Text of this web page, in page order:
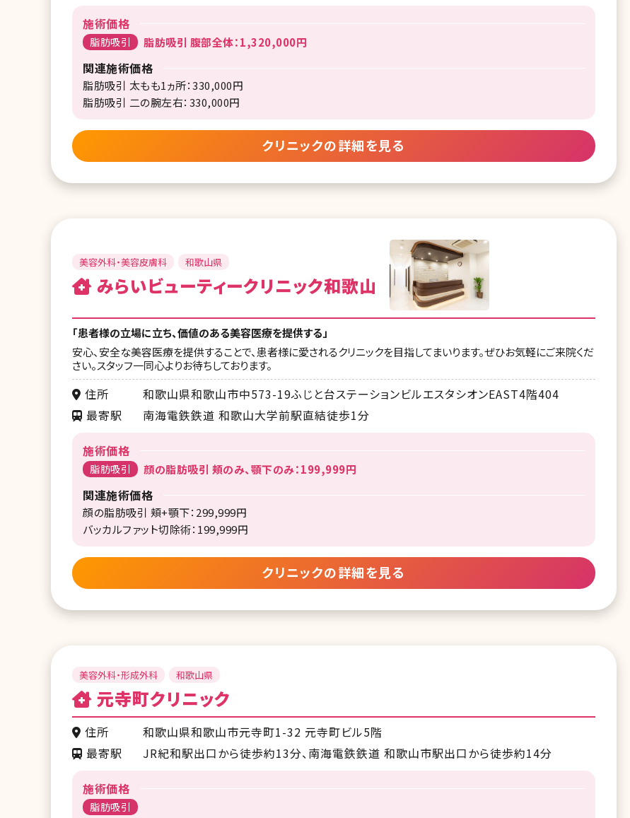
施術価格
脂肪吸引 脂肪吸引 腹部全体：1,320,000円
関連施術価格
脂肪吸引 太もも1ヵ所：330,000円
脂肪吸引 二の腕左右：330,000円
クリニックの詳細を見る
美容外科・美容皮膚科 和歌山県
みらいビューティークリニック和歌山
「患者様の立場に立ち、価値のある美容医療を提供する」
安心、安全な美容医療を提供することで、患者様に愛されるクリニックを目指してまいります。ぜひお気軽にご来院くだ
さい。スタッフ一同心よりお待ちしております。
住所
和歌山県和歌山市中573-19ふじと台ステーションビルエスタシオンEAST4階404
最寄駅
南海電鉄鉄道 和歌山大学前駅直結徒歩1分
施術価格
脂肪吸引 顔の脂肪吸引 頬のみ、顎下のみ：199,999円
関連施術価格
顔の脂肪吸引 頬+顎下：299,999円
バッカルファット切除術：199,999円
クリニックの詳細を見る
美容外科・形成外科 和歌山県
元寺町クリニック
住所
和歌山県和歌山市元寺町1-32 元寺町ビル5階
最寄駅
JR紀和駅出口から徒歩約13分、南海電鉄鉄道 和歌山市駅出口から徒歩約14分
施術価格
脂肪吸引